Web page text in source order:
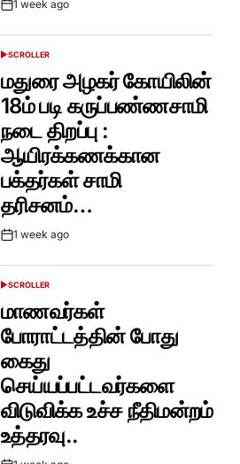
Post1 week ago
POSTED
SCROLLER
மதுரை அழகர் கோயிலின்
18ம் படி கருப்பண்ணசாமி
நடை திறப்பு :
ஆயிரக்கணக்கான
பக்தர்கள் சாமி
தரிசனம்…
Post1 week ago
POSTED
SCROLLER
மாணவர்கள்
போராட்டத்தின் போது
கைது
செய்யப்பட்டவர்களை
விடுவிக்க உச்ச நீதிமன்றம்
உத்தரவு..